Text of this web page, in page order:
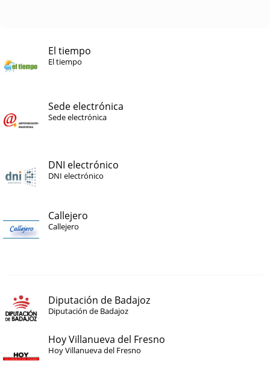
El tiempo
El tiempo
Sede electrónica
Sede electrónica
DNI electrónico
DNI electrónico
Callejero
Callejero
Diputación de Badajoz
Diputación de Badajoz
Hoy Villanueva del Fresno
Hoy Villanueva del Fresno